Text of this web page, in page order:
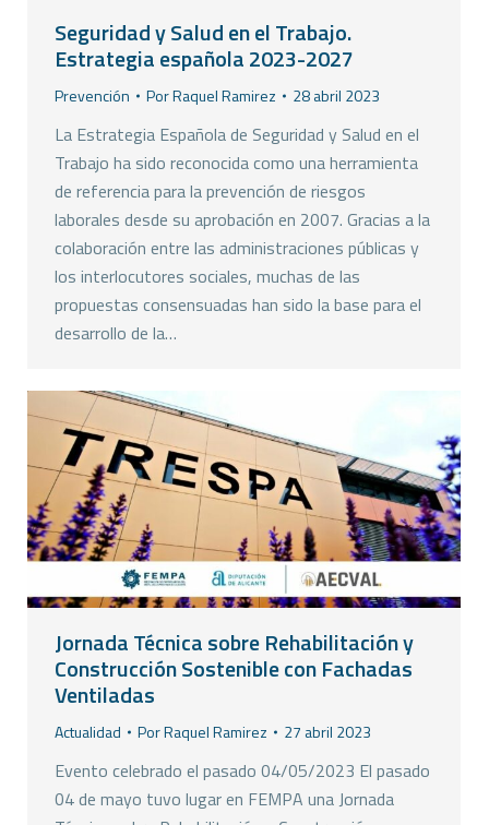
Seguridad y Salud en el Trabajo.
Estrategia española 2023-2027
Prevención PorRaquel Ramirez 28 abril 2023
La Estrategia Española de Seguridad y Salud en el
Trabajo ha sido reconocida como una herramienta
de referencia para la prevención de riesgos
laborales desde su aprobación en 2007. Gracias a la
colaboración entre las administraciones públicas y
los interlocutores sociales, muchas de las
propuestas consensuadas han sido la base para el
desarrollo de la…
Jornada Técnica sobre Rehabilitación y
Construcción Sostenible con Fachadas
Ventiladas
Actualidad PorRaquel Ramirez 27 abril 2023
Evento celebrado el pasado 04/05/2023 El pasado
04 de mayo tuvo lugar en FEMPA una Jornada